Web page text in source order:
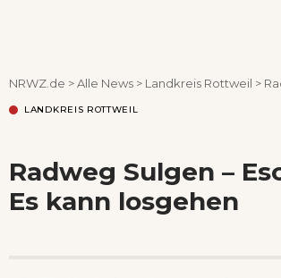
NRWZ.de >Alle News > Landkreis Rottweil >
LANDKREIS ROTTWEIL
Radweg Sulgen –
Es kann losgehen